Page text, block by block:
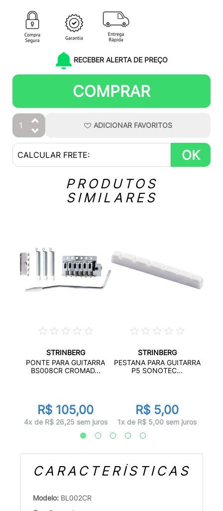
RECEBER ALERTA DE PREÇO
COMPRAR
ADICIONAR FAVORITOS
OK
PRODUTOS
SIMILARES
STRINBERG
PONTE PARA GUITARRA
BS008CR CROMAD...
R$ 105,00
4x de R$ 26,25 sem juros
STRINBERG
PESTANA PARA GUITARRA
P5 SONOTEC...
R$ 5,00
1x de R$ 5,00 sem juros
CARACTERÍSTICAS
Modelo: BL002CR